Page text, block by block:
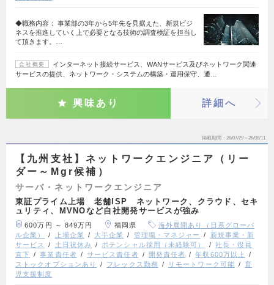
◆職務内容： 事業部の3年から5年先を見据えた、新規ビジ
ネスを推進していく上で必要となる技術の調査検証を担当し
て頂きます。…
会社概要
インターネット接続サービス、WANサービス及びネットワーク関連
サービスの提供、ネットワーク・システムの構築・運用保守、通…
興味あり 詳細へ
掲載期間 26/07/29～26/08/11
【九州支社】ネットワークエンジニア（リー
ダー～Mgr候補）
サーバ・ネットワークエンジニア
東証プライム上場 老舗ISP ネットワーク、クラウド、セキ
ュリティ、MVNOなど自社開発サービスが強み
600万円 ～ 849万円 福岡県
海外展開あり（日系グローバ
ル企業）
上場企業 大手企業 管理職・マネジャー
新規事業・新
サービス
土日祝休み ポテンシャル採用（未経験可）
社長・役員
直下
事業責任者 サービス責任者 開発責任者
年収600万以上
ストックオプションあり
フレックス勤務 リモートワーク可能
育
児支援制度